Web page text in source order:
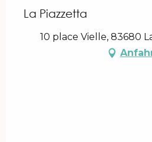
La Piazzetta
10 place Vielle, 83680